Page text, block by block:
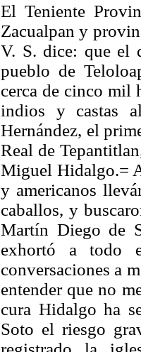
El Teniente
Zacualpan y
V. S. dice: que el
pueblo de
cerca de cinco mil
indios y castas
Hernández, el
Real de
Miguel Hidalgo.=
y americanos
caballos, y
Martín Diego de
exhortó a todo
conversaciones a
entender que no
cura Hidalgo ha
Soto el riesgo